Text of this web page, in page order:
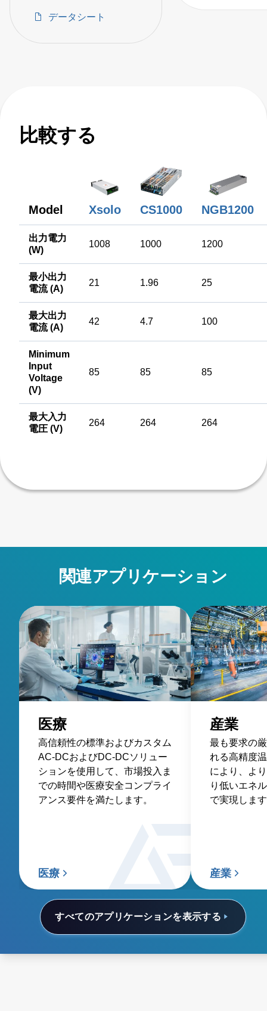
データシート
比較する
Model Xsolo CS1000 NGB1200
出力電力
(W)
1008 1000 1200
最小出力
電流 (A)
21 1.96 25
最大出力
電流 (A)
42 4.7 100
Minimum
Input
Voltage
(V)
85 85 85
最大入力
電圧 (V)
264 264 264
関連アプリケーション
すべてのアプリケーションを表示する
医療
高信頼性の標準およびカスタム
AC-DCおよびDC-DCソリュー
ションを使用して、市場投入ま
での時間や医療安全コンプライ
アンス要件を満たします。
医療
産業
最も要求の
れる高精度
により、よ
り低いエネ
で実現しま
産業